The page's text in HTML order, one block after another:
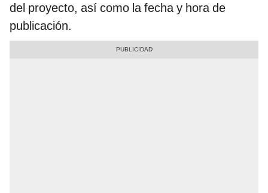
del proyecto, así como la fecha y hora de
publicación.